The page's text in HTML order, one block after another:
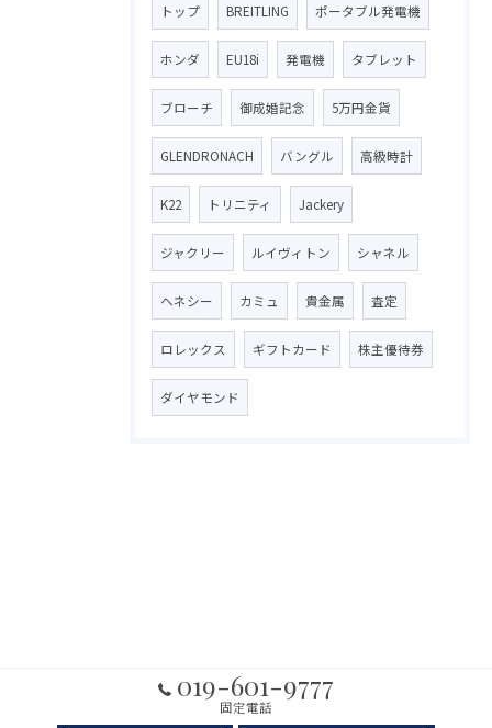
トップ BREITLING ポータブル発電機
ホンダ EU18i 発電機 タブレット
ブローチ 御成婚記念 5万円金貨
GLENDRONACH バングル 高級時計
K22 トリニティ Jackery
ジャクリー ルイヴィトン シャネル
ヘネシー カミュ 貴金属 査定
ロレックス ギフトカード 株主優待券
ダイヤモンド
019-601-9777
固定電話